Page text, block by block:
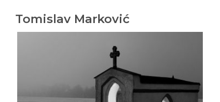
Tomislav Marković